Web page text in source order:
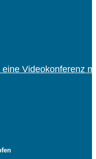
Videokonferenz